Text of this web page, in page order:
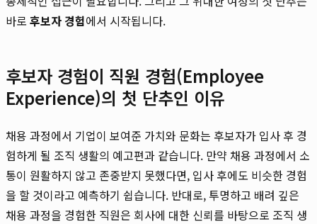
바로 후보자 경험에서 시작됩니다.
후보자 경험이 직원 경험(Employee
Experience)의 첫 단추인 이유
채용 과정에서 기업이 보여준 가치와 문화는 후보자가 입사 후 경
험하게 될 조직 생활의 예고편과 같습니다. 만약 채용 과정에서 소
통이 원활하지 않고 존중받지 못했다면, 입사 후에도 비슷한 경험
을 할 것이라고 예측하기 쉽습니다. 반대로, 투명하고 배려 깊은
채용 과정을 경험한 직원은 회사에 대한 신뢰를 바탕으로 조직 생